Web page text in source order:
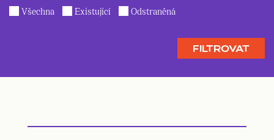
Všechna Existující Odstraněná
FILTROVAT